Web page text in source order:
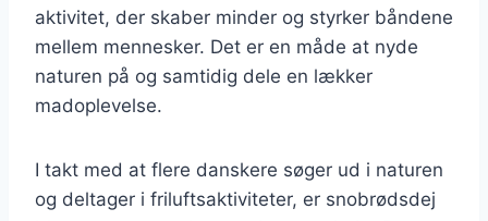
aktivitet, der skaber minder og styrker båndene
mellem mennesker. Det er en måde at nyde
naturen på og samtidig dele en lækker
madoplevelse.
I takt med at flere danskere søger ud i naturen
og deltager i friluftsaktiviteter, er snobrødsdej